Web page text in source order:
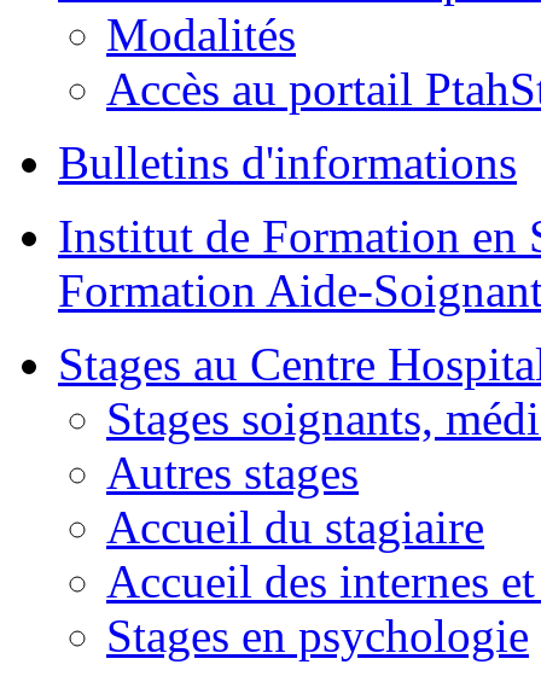
Modalités
Accès au portail
Bulletins d'informations
Institut de Formation
Formation Aide-
Stages au Centre
Stages soignants,
Autres stages
Accueil du stagiaire
Accueil des internes
Stages en psychologie